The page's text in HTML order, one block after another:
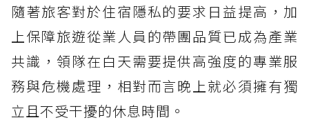
隨著旅客對於住宿隱私的要求日益提高，加
上保障旅遊從業人員的帶團品質已成為產業
共識，領隊在白天需要提供高強度的專業服
務與危機處理，相對而言晚上就必須擁有獨
立且不受干擾的休息時間。